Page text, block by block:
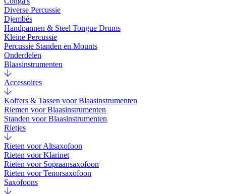
Diverse Percussie
Djembés
Handpannen & Steel Tongue Drums
Kleine Percussie
Percussie Standen en Mounts
Onderdelen
Blaasinstrumenten
Accessoires
Koffers & Tassen voor Blaasinstrumenten
Riemen voor Blaasinstrumenten
Standen voor Blaasinstrumenten
Rietjes
Rieten voor Altsaxofoon
Rieten voor Klarinet
Rieten voor Sopraansaxofoon
Rieten voor Tenorsaxofoon
Saxofoons